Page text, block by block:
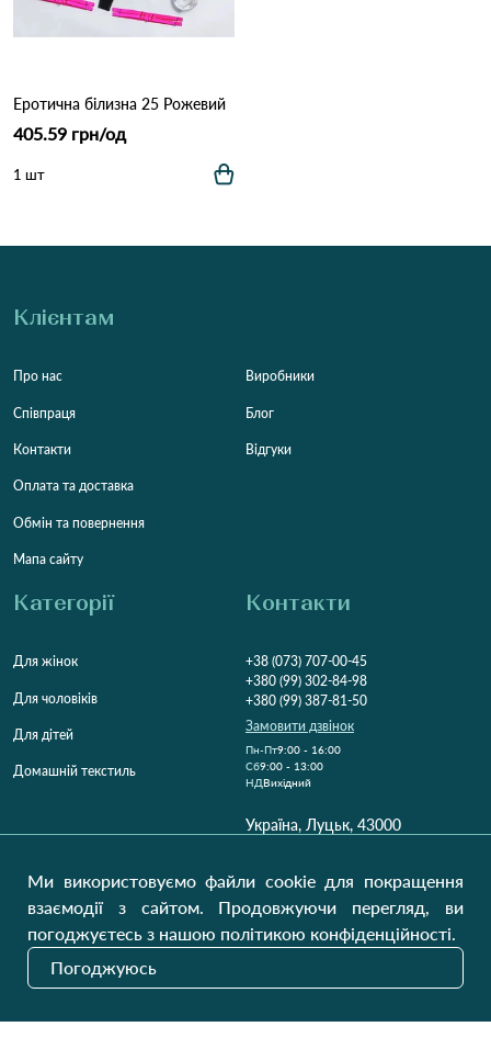
Еротична білизна 25 Рожевий
405.59 грн/од
1 шт
Клієнтам
Про нас
Співпраця
Контакти
Оплата та доставка
Обмін та повернення
Мапа сайту
Виробники
Блог
Відгуки
Категорії
Для жінок
Для чоловіків
Для дітей
Домашній текстиль
Контакти
+38 (073) 707-00-45
+380 (99) 302-84-98
+380 (99) 387-81-50
Замовити дзвінок
Пн-Пт9:00 - 16:00
Cб9:00 - 13:00
НДВихідний
Україна, Луцьк, 43000
Наші оновлення
Ми використовуємо файли cookie для покращення
взаємодії з сайтом. Продовжуючи перегляд, ви
погоджуєтесь з нашою політикою конфіденційності.
Погоджуюсь